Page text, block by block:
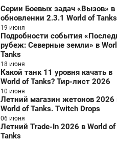
Серии Боевых задач «Вызов» в
обновлении 2.3.1 World of Tanks
19 июня
Подробности события
рубеж: Северные земли» в
Tanks
18 июня
Какой танк 11 уровня качать в
World of Tanks? Тир-лист 2026
10 июня
Летний магазин жетонов 2026
World of Tanks. Twitch Drops
06 июня
Летний Trade-In 2026 в World of
Tanks